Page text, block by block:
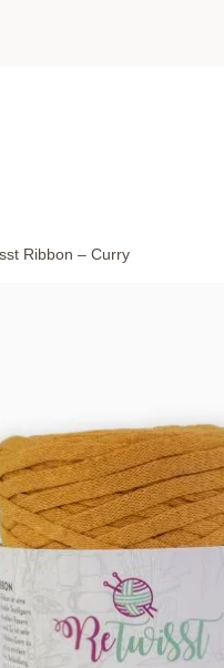
Ribbon – Curry